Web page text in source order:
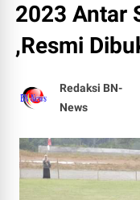
2023 Antar
,Resmi
Redaksi BN-
News